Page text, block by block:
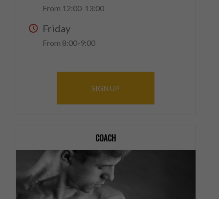
From 12:00-13:00
Friday
From 8:00-9:00
SIGN UP
COACH